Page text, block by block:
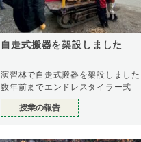
自走式搬器を架設しました
演習林で自走式搬器を架設しました
数年前までエンドレスタイラー式
授業の報告